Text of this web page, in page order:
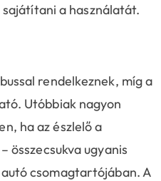
a használatát.
rendelkeznek, míg a
Utóbbiak nagyon
ha az észlelő a
összecsukva ugyanis
csomagtartójában. A